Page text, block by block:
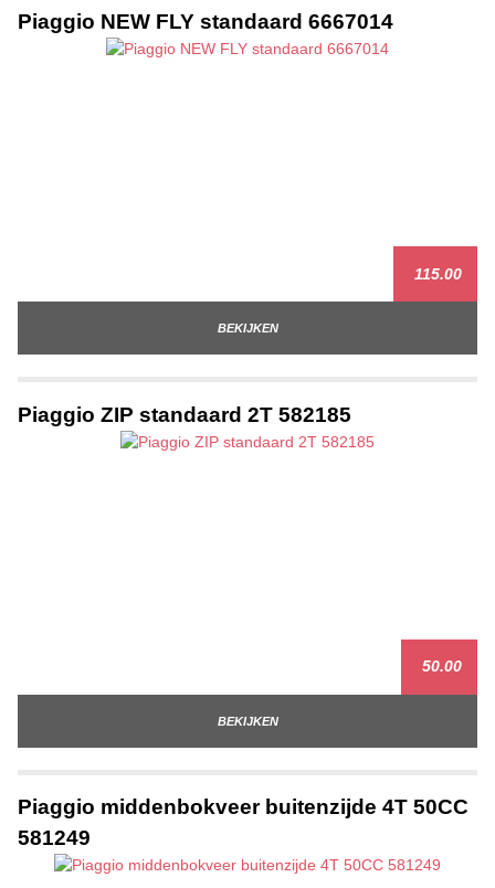
Piaggio NEW FLY standaard 6667014
115.00
BEKIJKEN
Piaggio ZIP standaard 2T 582185
50.00
BEKIJKEN
Piaggio middenbokveer buitenzijde 4T 50CC
581249